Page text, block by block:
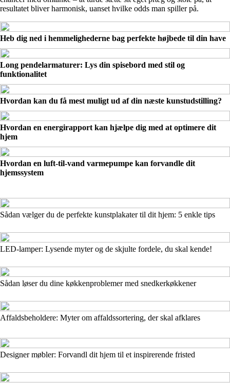
resultatet bliver harmonisk, uanset hvilke odds man spiller på.
Heb dig ned i hemmelighederne bag perfekte højbede til din have
Long pendelarmaturer: Lys din spisebord med stil og
funktionalitet
Hvordan kan du få mest muligt ud af din næste kunstudstilling?
Hvordan en energirapport kan hjælpe dig med at optimere dit
hjem
Hvordan en luft-til-vand varmepumpe kan forvandle dit
hjemssystem
Sådan vælger du de perfekte kunstplakater til dit hjem: 5 enkle tips
LED-lamper: Lysende myter og de skjulte fordele, du skal kende!
Sådan løser du dine køkkenproblemer med snedkerkøkkener
Affaldsbeholdere: Myter om affaldssortering, der skal afklares
Designer møbler: Forvandl dit hjem til et inspirerende fristed